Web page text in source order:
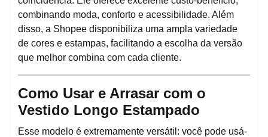
combinando moda, conforto e acessibilidade. Além
disso, a Shopee disponibiliza uma ampla variedade
de cores e estampas, facilitando a escolha da versão
que melhor combina com cada cliente.
Como Usar e Arrasar com o
Vestido Longo Estampado
Esse modelo é extremamente versátil: você pode usá-